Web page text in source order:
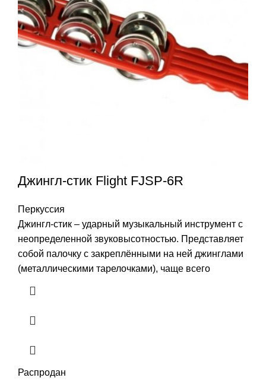
Джингл-стик Flight FJSP-6R
Перкуссия
Джингл-стик – ударный музыкальный инструмент с
неопределенной звуковысотностью. Представляет
собой палочку с закреплёнными на ней джинглами
(металлическими тарелочками), чаще всего
Распродан